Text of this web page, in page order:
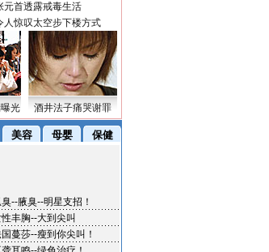
元首透露戒毒生活
人惊叹太空步下楼方式
光 酒井法子痛哭谢罪